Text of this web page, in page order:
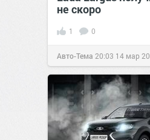
не скоро
1 0
Авто-Тема 20:03 14 мар